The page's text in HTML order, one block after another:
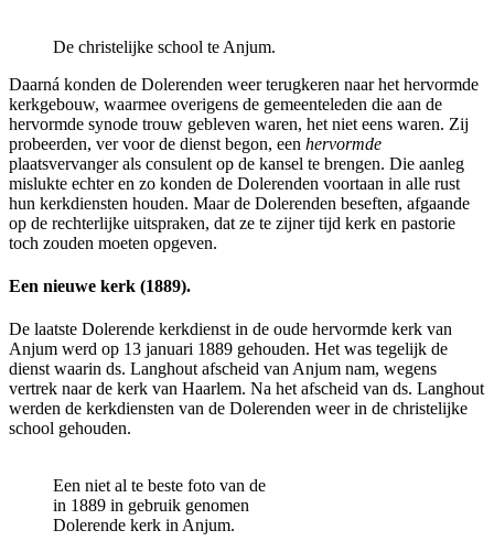
De christelijke school te Anjum.
Daarná konden de Dolerenden weer terugkeren naar het hervormde
kerkgebouw, waarmee overigens de gemeenteleden die aan de
hervormde synode trouw gebleven waren, het niet eens waren. Zij
probeerden, ver voor de dienst begon, een hervormde
plaatsvervanger als consulent op de kansel te brengen. Die aanleg
mislukte echter en zo konden de Dolerenden voortaan in alle rust
hun kerkdiensten houden. Maar de Dolerenden beseften, afgaande
op de rechterlijke uitspraken, dat ze te zijner tijd kerk en pastorie
toch zouden moeten opgeven.
Een nieuwe kerk (1889).
De laatste Dolerende kerkdienst in de oude hervormde kerk van
Anjum werd op 13 januari 1889 gehouden. Het was tegelijk de
dienst waarin ds. Langhout afscheid van Anjum nam, wegens
vertrek naar de kerk van Haarlem. Na het afscheid van ds. Langhout
werden de kerkdiensten van de Dolerenden weer in de christelijke
school gehouden.
Een niet al te beste foto van de
in 1889 in gebruik genomen
Dolerende kerk in Anjum.